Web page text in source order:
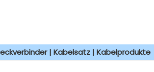
| Kabelsatz | Kabelprodukte